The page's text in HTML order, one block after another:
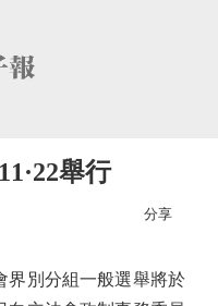
舉行
分享
別分組一般選舉將於